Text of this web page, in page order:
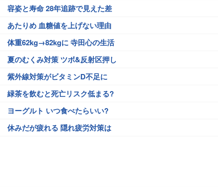
容姿と寿命 28年追跡で見えた差
あたりめ 血糖値を上げない理由
体重62kg→82kgに 寺田心の生活
夏のむくみ対策 ツボ&反射区押し
紫外線対策がビタミンD不足に
緑茶を飲むと死亡リスク低まる?
ヨーグルト いつ食べたらいい?
休みだが疲れる 隠れ疲労対策は